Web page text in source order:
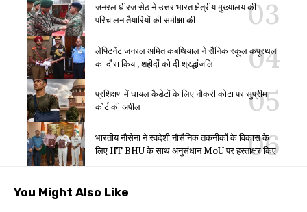
जनरल धीरज सेठ ने उत्तर भारत क्षेत्रीय मुख्यालय की
परिचालन तैयारियों की समीक्षा की
लेफ्टिनेंट जनरल अमित कबथियाल ने सैनिक स्कूल कपूरथला
का दौरा किया, शहीदों को दी श्रद्धांजलि
प्रशिक्षण में घायल कैडेटों के लिए नौकरी कोटा पर सुप्रीम
कोर्ट की अपील
भारतीय नौसेना ने स्वदेशी नौसैनिक तकनीकों के विकास के
लिए IIT BHU के साथ अनुसंधान MoU पर हस्ताक्षर किए
You Might Also Like